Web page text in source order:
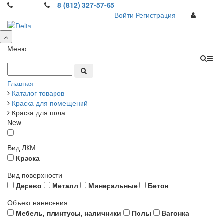
8 (812) 327-57-65
Войти Регистрация
Меню
Главная
Каталог товаров
Краска для помещений
Краска для пола
New
Вид ЛКМ
Краска
Вид поверхности
Дерево
Металл Минеральные
Бетон
Объект нанесения
Мебель, плинтусы, наличники
Полы
Вагонка